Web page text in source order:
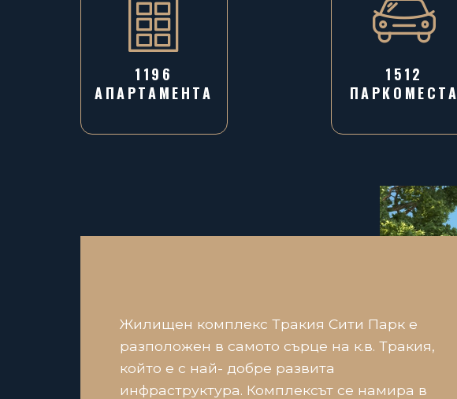
1196
AПАРТАМЕНТА
1512
ПАРКОМЕСТА
Жилищен комплекс Тракия Сити Парк е
разположен в самото сърце на к.в. Тракия,
който е с най- добре развита
инфраструктура. Комплексът се намира в